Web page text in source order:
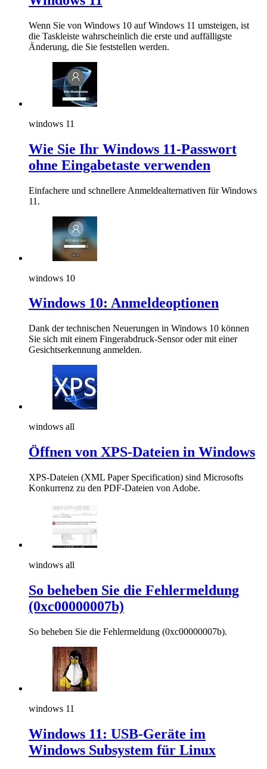
Wenn Sie von Windows 10 auf Windows 11 umsteigen, ist
die Taskleiste wahrscheinlich die erste und auffälligste
Änderung, die Sie feststellen werden.
windows 11
Wie Sie Ihr Windows 11-Passwort
ohne Eingabetaste verwenden
Einfachere und schnellere Anmeldealternativen für Windows
11.
windows 10
Windows 10: Anmeldeoptionen
Dank der technischen Neuerungen in Windows 10 können
Sie sich mit einem Fingerabdruck-Sensor oder mit einer
Gesichtserkennung anmelden.
windows all
Öffnen von XPS-Dateien in Windows
XPS-Dateien (XML Paper Specification) sind Microsofts
Konkurrenz zu den PDF-Dateien von Adobe.
windows all
So beheben Sie die Fehlermeldung
(0xc00000007b)
So beheben Sie die Fehlermeldung (0xc00000007b).
windows 11
Windows 11: USB-Geräte im
Windows Subsystem für Linux